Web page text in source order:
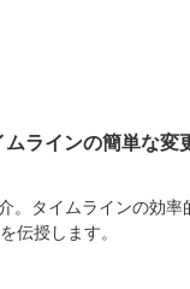
ラインの簡単な変
。タイムラインの効率
伝授します。